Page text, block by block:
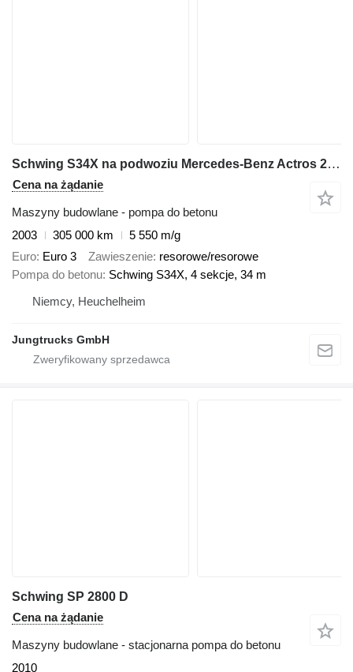
Schwing S34X na podwoziu Mercedes-Benz Actros 2636
Cena na żądanie
Maszyny budowlane - pompa do betonu
2003
305 000 km
5 550 m/g
Euro Euro 3 Zawieszenie resorowe/resorowe
Pompa do betonu Schwing S34X, 4 sekcje, 34 m
Niemcy, Heuchelheim
Jungtrucks GmbH
Schwing SP 2800 D
Cena na żądanie
Maszyny budowlane - stacjonarna pompa do betonu
2010